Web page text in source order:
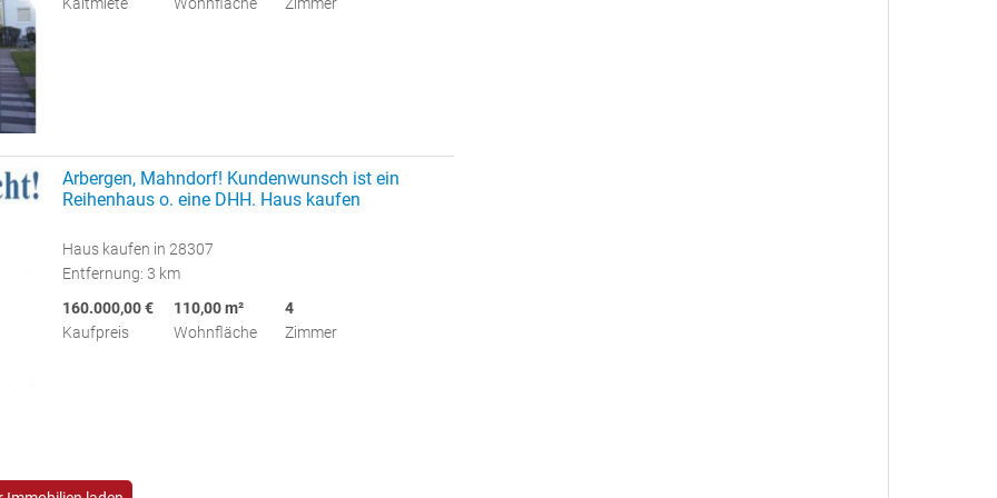
Kaltmiete Wohnfläche Zimmer
Arbergen, Mahndorf! Kundenwunsch ist ein
Reihenhaus o. eine DHH. Haus kaufen
Haus kaufen in 28307
Entfernung: 3 km
160.000,00 €
Kaufpreis
110,00 m²
Wohnfläche
4
Zimmer